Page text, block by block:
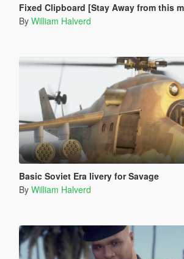
Fixed Clipboard [Stay Away from this
By William Halverd
Basic Soviet Era livery for Savage
By William Halverd